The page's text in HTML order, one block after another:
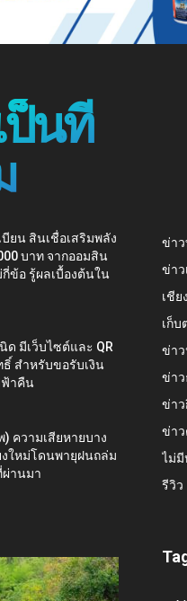
นที่
บียน สินเชื่อเสริมพลัง
บาท จากออมสิน
กี่ข้อ รู้ผลเบื้องต้นใน
ด มีเว็บไซต์และ QR
สำหรับขอรับเงิน
ฟ้าคืน
ความเสียหายบาง
ใหม่โดนพายุฝนถล่ม
ผ่านมา
ข่า
ข่า
เชี
เก็
ข่า
ข่าว
ข่าว
ข่าว
ไม่มี
รีวิ